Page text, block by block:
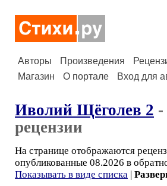
Авторы Произведения
Магазин
О портале Вход для
Иволий Щёголев 2
рецензии
На странице отображаются
опубликованные 08.2026 в
Показывать в виде списка |